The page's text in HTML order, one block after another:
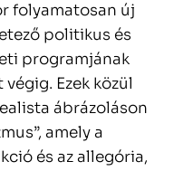
folyamatosan új
politikus és
programjának
Ezek közül
ábrázoláson
amely a
és az allegória,